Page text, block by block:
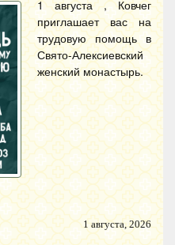
1 августа , Ковчег
приглашает вас на
трудовую помощь в
Свято-Алексиевский
женский монастырь.
1 августа, 2026